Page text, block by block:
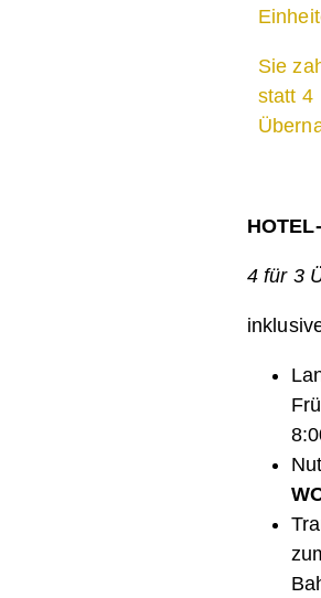
Sie
statt 4
4 für 3